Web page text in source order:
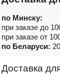
по Минску:
при заказе до
при заказе от
по Беларуси:
Доставка